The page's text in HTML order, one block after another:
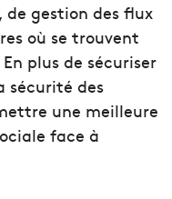
gestion des flux
où se trouvent
plus de sécuriser
sécurité des
une meilleure
face à